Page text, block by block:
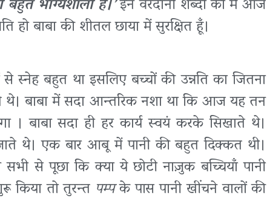
बहुत भाग्यशाली है।’इन वरदानी शब्दों को मैं आज
हो बाबा की शीतल छाया में सुरक्षित हूँ।
से स्नेह बहुत था इसलिए बच्चों की उन्नति का जितना
थे। बाबा में सदा आन्तरिक नशा था कि आज यह तन
। बाबा सदा ही हर कार्य स्वयं करके सिखाते थे।
थे। एक बार आबू में पानी की बहुत दिक्कत थी।
से पूछा कि क्या ये छोटी नाज़ुक बच्चियाँ पानी
किया तो तुरन्त पम्पके पास पानी खींचने वालों की